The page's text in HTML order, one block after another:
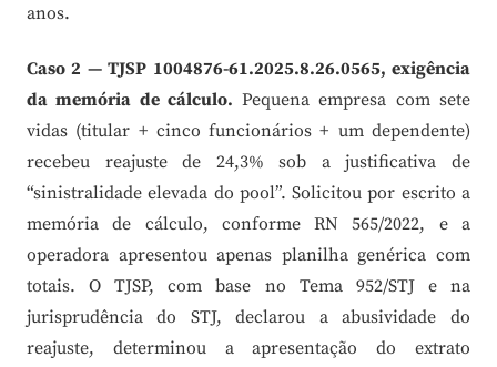
anos.
Caso 2 — TJSP 1004876-61.2025.8.26.0565, exigência
da memória de cálculo. Pequena empresa com sete
vidas (titular + cinco funcionários + um dependente)
recebeu reajuste de 24,3% sob a justificativa de
“sinistralidade elevada do pool”. Solicitou por escrito a
memória de cálculo, conforme RN 565/2022, e a
operadora apresentou apenas planilha genérica com
totais. O TJSP, com base no Tema 952/STJ e na
jurisprudência do STJ, declarou a abusividade do
reajuste, determinou a apresentação do extrato